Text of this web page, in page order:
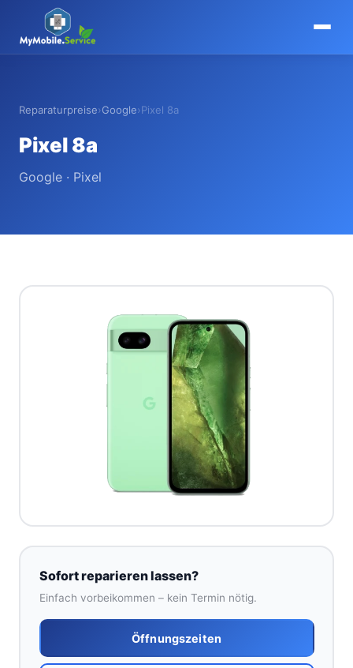
MyMobile.Service
Reparaturpreise›Google›Pixel 8a
Pixel 8a
Google · Pixel
Sofort reparieren lassen?
Einfach vorbeikommen – kein Termin nötig.
Öffnungszeiten